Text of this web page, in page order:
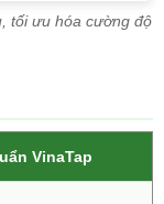
tối ưu hóa cường độ
VinaTap